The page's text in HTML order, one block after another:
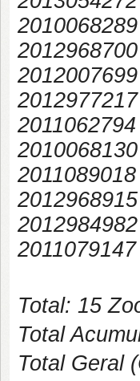
Total: 15
Total
Total Geral